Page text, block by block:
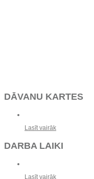
DĀVANU KARTES
Lasīt vairāk
DARBA LAIKI
Lasīt vairāk